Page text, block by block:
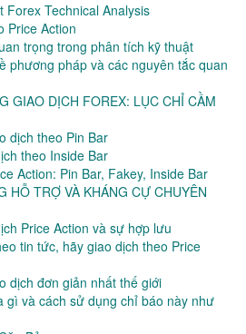
Forex Technical Analysis
Price Action
trọng trong phân tích kỹ thuật
phương pháp và các nguyên tắc quan
GIAO DỊCH FOREX: LỤC CHỈ CẦM
dịch theo Pin Bar
theo Inside Bar
Action: Pin Bar, Fakey, Inside Bar
HỖ TRỢ VÀ KHÁNG CỰ CHUYÊN
Price Action và sự hợp lưu
tin tức, hãy giao dịch theo Price
dịch đơn giản nhất thế giới
gì và cách sử dụng chỉ báo này như